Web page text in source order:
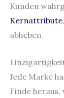
Kunden
Kernattribute
abheben.
Jede Marke
Finde heraus,